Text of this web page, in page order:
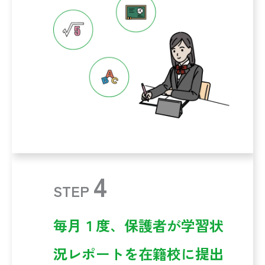
STEP 4
毎月１度、保護者が学習状
況レポートを在籍校に提出